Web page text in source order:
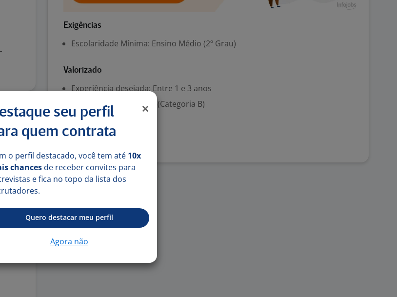
20 jul
Exigências
Escolaridade Mínima: Ensino Médio (2º Grau)
Valorizado
Experiência desejada: Entre 1 e 3 anos
Habilitação para dirigir (Categoria B)
Denunciar vaga
seu perfil
quem contrata
o perfil destacado, você tem até 10x
chances de receber convites para
e fica no topo da lista dos
Quero destacar meu perfil
Agora não